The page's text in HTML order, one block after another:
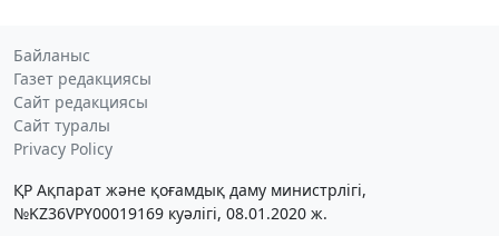
Байланыс
Газет редакциясы
Сайт редакциясы
Сайт туралы
Privacy Policy
ҚР Ақпарат және қоғамдық даму министрлігі,
№KZ36VPY00019169 куәлігі, 08.01.2020 ж.